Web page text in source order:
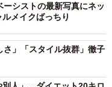
ーシストの最新写真にネッ
メイクばっちり
」「スタイル抜群」徹子